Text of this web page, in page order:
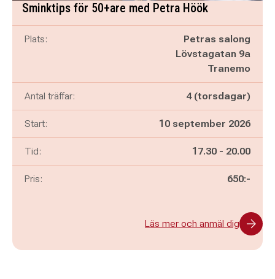
Sminktips för 50+are med Petra Höök
Plats:
Petras salong
Lövstagatan 9a
Tranemo
Antal träffar: 4 (torsdagar)
Start: 10 september 2026
Tid: Pågår mellan
17.30 - och
20.00
Pris: 650:-
Läs mer och anmäl dig